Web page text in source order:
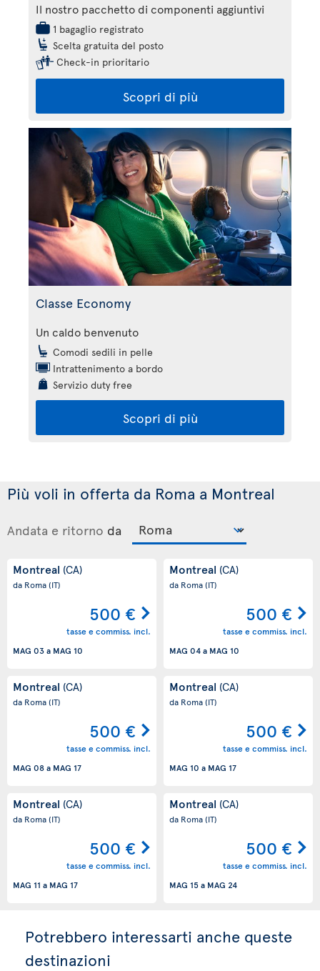
Il nostro pacchetto di componenti aggiuntivi
1 bagaglio registrato
Scelta gratuita del posto
Check-in prioritario
Scopri di più
Classe Economy
Un caldo benvenuto
Comodi sedili in pelle
Intrattenimento a bordo
Servizio duty free
Scopri di più
Più voli in offerta da Roma a Montreal
Andata e ritorno da
Montreal (CA)
da Roma(IT)
500 €
tasse e commiss. incl.
MAG 03a MAG 10
Montreal (CA)
da Roma(IT)
500 €
tasse e commiss. incl.
MAG 04a MAG 10
Montreal (CA)
da Roma(IT)
500 €
tasse e commiss. incl.
MAG 08a MAG 17
Montreal (CA)
da Roma(IT)
500 €
tasse e commiss. incl.
MAG 10 a MAG 17
Montreal (CA)
da Roma(IT)
500 €
tasse e commiss. incl.
MAG 11 a MAG 17
Montreal (CA)
da Roma(IT)
500 €
tasse e commiss. incl.
MAG 15a MAG 24
Potrebbero interessarti anche queste
destinazioni